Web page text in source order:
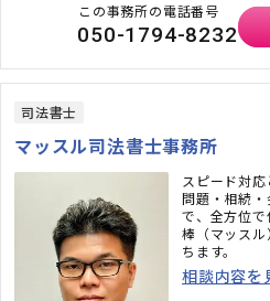
この事務所の電話番号
050-1794-8232
司法書士
マッスル司法書士事務所
スピード対
問題・相続
で、全方位
棒（マッス
ちます。
相談内容を